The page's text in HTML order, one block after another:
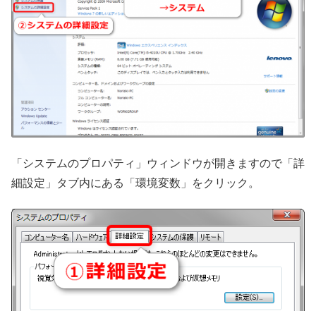
「システムのプロパティ」ウィンドウが開きますので「詳
細設定」タブ内にある「環境変数」をクリック。